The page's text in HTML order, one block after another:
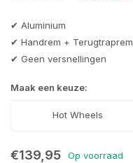
✔ Aluminium
✔ Handrem + Terugtraprem
✔ Geen versnellingen
Maak een keuze:
Hot Wheels
€139,95 Op voorraad